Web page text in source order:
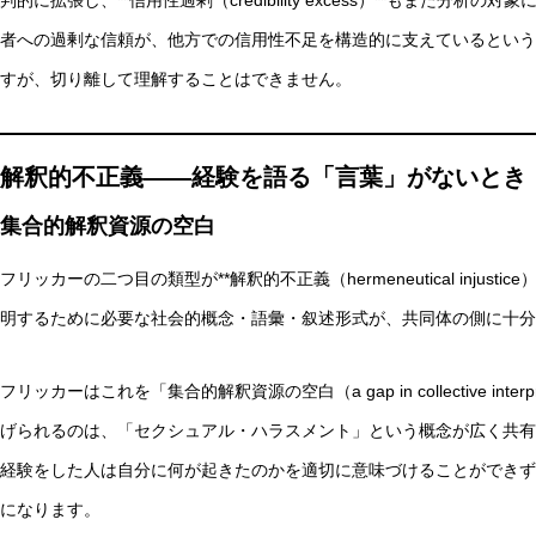
者への過剰な信頼が、他方での信用性不足を構造的に支えているとい
すが、切り離して理解することはできません。
解釈的不正義——経験を語る「言葉」がないとき
集合的解釈資源の空白
フリッカーの二つ目の類型が**解釈的不正義（hermeneutical injustice
明するために必要な社会的概念・語彙・叙述形式が、共同体の側に十
フリッカーはこれを「集合的解釈資源の空白（a gap in collective
げられるのは、「セクシュアル・ハラスメント」という概念が広く共
経験をした人は自分に何が起きたのかを適切に意味づけることができ
になります。